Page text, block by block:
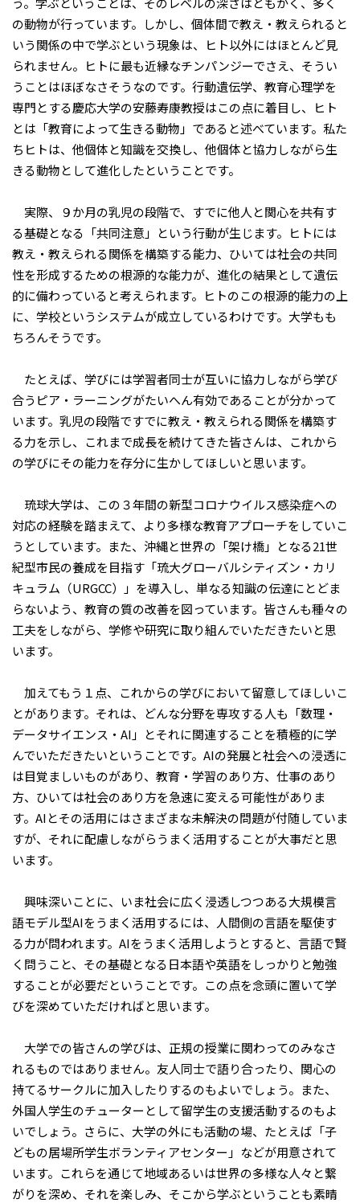
の動物が行っています。しかし、個体間で教え・教えられると
いう関係の中で学ぶという現象は、ヒト以外にはほとんど見
られません。ヒトに最も近縁なチンパンジーでさえ、そうい
うことはほぼなさそうなのです。行動遺伝学、教育心理学を
専門とする慶応大学の安藤寿康教授はこの点に着目し、ヒト
とは「教育によって生きる動物」であると述べています。私た
ちヒトは、他個体と知識を交換し、他個体と協力しながら生
きる動物として進化したということです。
実際、９か月の乳児の段階で、すでに他人と関心を共有す
る基礎となる「共同注意」という行動が生じます。ヒトには
教え・教えられる関係を構築する能力、ひいては社会の共同
性を形成するための根源的な能力が、進化の結果として遺伝
的に備わっていると考えられます。ヒトのこの根源的能力の上
に、学校というシステムが成立しているわけです。大学もも
ちろんそうです。
たとえば、学びには学習者同士が互いに協力しながら学び
合うピア・ラーニングがたいへん有効であることが分かって
います。乳児の段階ですでに教え・教えられる関係を構築す
る力を示し、これまで成長を続けてきた皆さんは、これから
の学びにその能力を存分に生かしてほしいと思います。
琉球大学は、この３年間の新型コロナウイルス感染症への
対応の経験を踏まえて、より多様な教育アプローチをしていこ
うとしています。また、沖縄と世界の「架け橋」となる21世
紀型市民の養成を目指す「琉大グローバルシティズン・カリ
キュラム（URGCC）」を導入し、単なる知識の伝達にとどま
らないよう、教育の質の改善を図っています。皆さんも種々の
工夫をしながら、学修や研究に取り組んでいただきたいと思
います。
加えてもう１点、これからの学びにおいて留意してほしいこ
とがあります。それは、どんな分野を専攻する人も「数理・
データサイエンス・AI」とそれに関連することを積極的に学
んでいただきたいということです。AIの発展と社会への浸透に
は目覚ましいものがあり、教育・学習のあり方、仕事のあり
方、ひいては社会のあり方を急速に変える可能性がありま
す。AIとその活用にはさまざまな未解決の問題が付随していま
すが、それに配慮しながらうまく活用することが大事だと思
います。
興味深いことに、いま社会に広く浸透しつつある大規模言
語モデル型AIをうまく活用するには、人間側の言語を駆使す
る力が問われます。AIをうまく活用しようとすると、言語で賢
く問うこと、その基礎となる日本語や英語をしっかりと勉強
することが必要だということです。この点を念頭に置いて学
びを深めていただければと思います。
大学での皆さんの学びは、正規の授業に関わってのみなさ
れるものではありません。友人同士で語り合ったり、関心の
持てるサークルに加入したりするのもよいでしょう。また、
外国人学生のチューターとして留学生の支援活動するのもよ
いでしょう。さらに、大学の外にも活動の場、たとえば「子
どもの居場所学生ボランティアセンター」などが用意されて
います。これらを通じて地域あるいは世界の多様な人々と繋
がりを深め、それを楽しみ、そこから学ぶということも素晴